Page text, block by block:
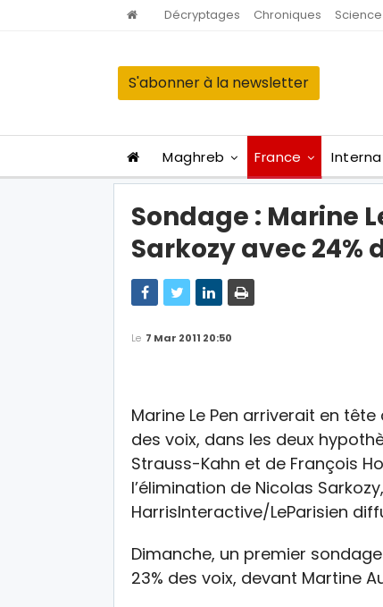
Décryptages Chroniques
S'abonner à la newsletter
Maghreb France
Sondage : Marine
Sarkozy avec 24%
Le 7 Mar 2011 20:50
Marine Le Pen arriverait en
des voix, dans les deux
Strauss-Kahn et de François
l’élimination de Nicolas
HarrisInteractive/LeParisien
Dimanche, un premier
23% des voix, devant Martine